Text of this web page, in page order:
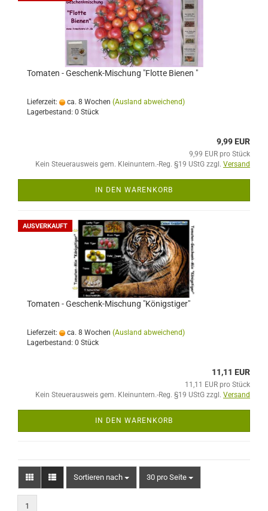
Tomaten - Geschenk-Mischung "Flotte Bienen "
Lieferzeit: ca. 8 Wochen (Ausland abweichend)
Lagerbestand: 0 Stück
9,99 EUR
9,99 EUR pro Stück
Kein Steuerausweis gem. Kleinuntern.-Reg. §19 UStG zzgl. Versand
IN DEN WARENKORB
AUSVERKAUFT
Tomaten - Geschenk-Mischung "Königstiger"
Lieferzeit: ca. 8 Wochen (Ausland abweichend)
Lagerbestand: 0 Stück
11,11 EUR
11,11 EUR pro Stück
Kein Steuerausweis gem. Kleinuntern.-Reg. §19 UStG zzgl. Versand
IN DEN WARENKORB
Sortieren nach
Sortieren nach 30 pro Seite
pro Seite
1